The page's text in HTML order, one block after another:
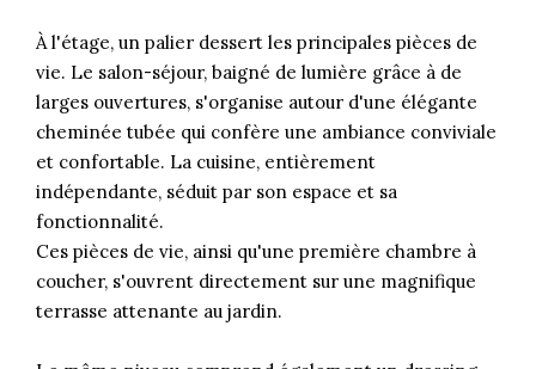
À l'étage, un palier dessert les principales pièces de
vie. Le salon-séjour, baigné de lumière grâce à de
larges ouvertures, s'organise autour d'une élégante
cheminée tubée qui confère une ambiance conviviale
et confortable. La cuisine, entièrement
indépendante, séduit par son espace et sa
fonctionnalité.
Ces pièces de vie, ainsi qu'une première chambre à
coucher, s'ouvrent directement sur une magnifique
terrasse attenante au jardin.